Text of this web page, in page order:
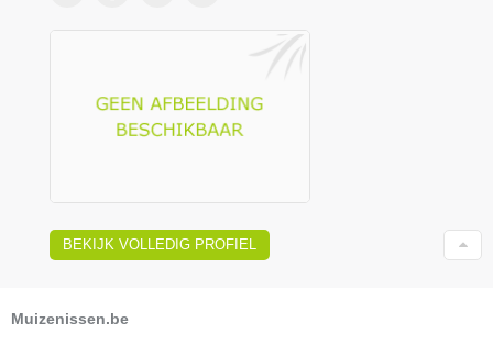
BEKIJK VOLLEDIG PROFIEL
Muizenissen.be